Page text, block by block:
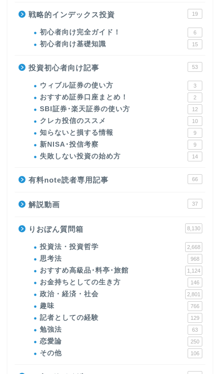
戦略的インデックス投資 19
初心者向け完全ガイド！ 6
初心者向け基礎知識 15
投資初心者向け記事 53
ウィブル証券の使い方 3
おすすめ証券口座まとめ！ 2
SBI証券･楽天証券の使い方 12
クレカ投信のススメ 10
知らないと損する情報 9
新NISA･投信考察 9
失敗しない投資の始め方 14
有料note読者専用記事 66
解説動画 37
りおぽん質問箱 8,130
投資法・投資哲学 2,668
思考法 968
おすすめ高級品･料亭･旅館 1,124
お金持ちとしての生き方 146
政治・経済・社会 2,801
趣味 766
記者としての経験 129
勉強法 63
恋愛論 250
その他 106